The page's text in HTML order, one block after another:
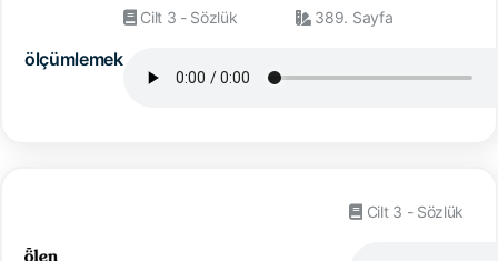
ölçümlemek
Cilt 3 - Sözlük 389. Sayfa
Cilt 3 - Sözlük